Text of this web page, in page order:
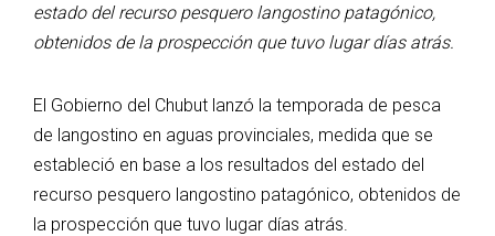
estado del recurso pesquero langostino patagónico,
obtenidos de la prospección que tuvo lugar días atrás.
El Gobierno del Chubut lanzó la temporada de pesca
de langostino en aguas provinciales, medida que se
estableció en base a los resultados del estado del
recurso pesquero langostino patagónico, obtenidos de
la prospección que tuvo lugar días atrás.